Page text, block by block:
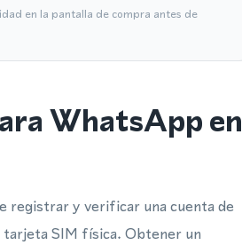
en la pantalla de compra antes de
WhatsApp en
registrar y verificar una cuenta de
tarjeta SIM física. Obtener un